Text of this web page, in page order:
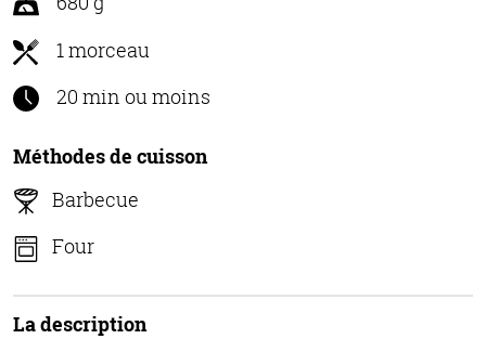
1 morceau
20 min ou moins
Méthodes de cuisson
Barbecue
Four
La description